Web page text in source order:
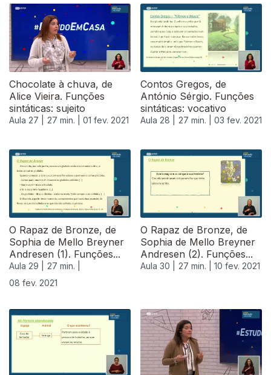
Chocolate à chuva, de
Alice Vieira. Funções
sintáticas: sujeito
Aula 27 | 27 min. | 01 fev. 2021
Contos Gregos, de
António Sérgio. Funções
sintáticas: vocativo
Aula 28 | 27 min. | 03 fev. 2021
O Rapaz de Bronze, de
Sophia de Mello Breyner
Andresen (1). Funções...
Aula 29 |
27 min. |
08 fev. 2021
O Rapaz de Bronze, de
Sophia de Mello Breyner
Andresen (2). Funções...
Aula 30 | 27 min. | 10 fev. 2021